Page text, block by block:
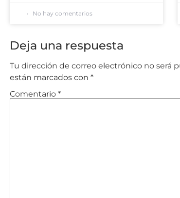
No hay comentarios
Deja una respuesta
Tu dirección de correo electrónico no será
están marcados con *
Comentario *